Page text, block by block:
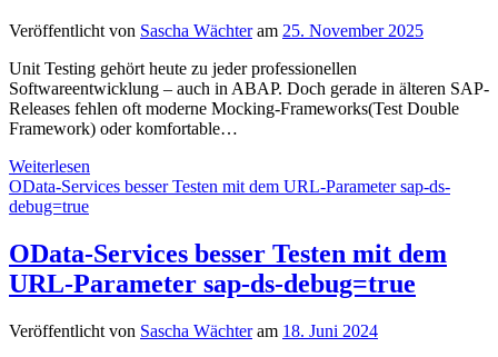
Veröffentlicht von Sascha Wächteram 25. November 2025
Unit Testing gehört heute zu jeder professionellen
Softwareentwicklung – auch in ABAP. Doch gerade in älteren SAP-
Releases fehlen oft moderne Mocking-Frameworks(Test Double
Framework) oder komfortable…
Weiterlesen
Test
unterschätzte
Schlüssel
zu
Tests
OData-Services besser Testen mit dem URL-Parameter sap-ds-
debug=true
OData-Services besser Testen mit dem
URL-Parameter sap-ds-debug=true
Veröffentlicht von Sascha Wächteram 18. Juni 2024